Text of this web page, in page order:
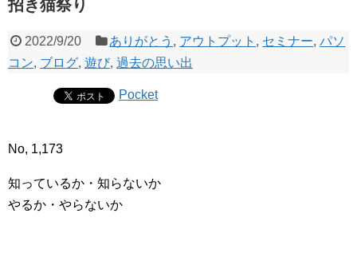
招き猫祭り
2022/9/20 ありがとう , アウトプット , セミナー,パソ
コン, ブログ, 遊び, 過去の思い出
Pocket
No, 1,173
知っているか・知らないか
やるか・やらないか